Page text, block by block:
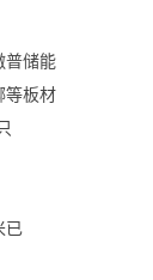
普储能
等板材
已